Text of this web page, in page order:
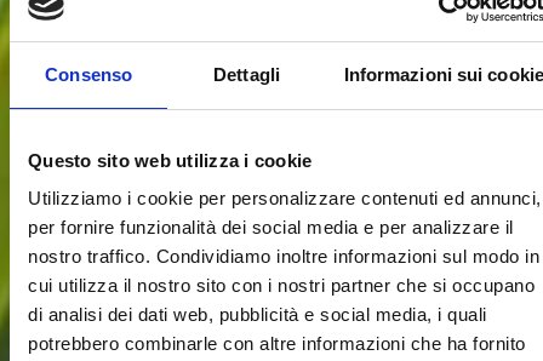
Consenso Dettagli Informazioni sui cookie
Questo sito web utilizza i cookie
Utilizziamo i cookie per personalizzare contenuti ed annunci,
per fornire funzionalità dei social media e per analizzare il
nostro traffico. Condividiamo inoltre informazioni sul modo in
cui utilizza il nostro sito con i nostri partner che si occupano
di analisi dei dati web, pubblicità e social media, i quali
potrebbero combinarle con altre informazioni che ha fornito